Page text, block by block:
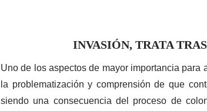
INVASIÓN, TRATA
Uno de los aspectos de mayor importancia
la problematización y comprensión de que
siendo una consecuencia del proceso de